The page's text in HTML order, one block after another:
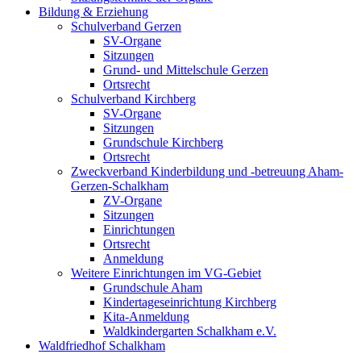
Bildung & Erziehung
Schulverband Gerzen
SV-Organe
Sitzungen
Grund- und Mittelschule Gerzen
Ortsrecht
Schulverband Kirchberg
SV-Organe
Sitzungen
Grundschule Kirchberg
Ortsrecht
Zweckverband Kinderbildung und -betreuung Aham-
Gerzen-Schalkham
ZV-Organe
Sitzungen
Einrichtungen
Ortsrecht
Anmeldung
Weitere Einrichtungen im VG-Gebiet
Grundschule Aham
Kindertageseinrichtung Kirchberg
Kita-Anmeldung
Waldkindergarten Schalkham e.V.
Waldfriedhof Schalkham